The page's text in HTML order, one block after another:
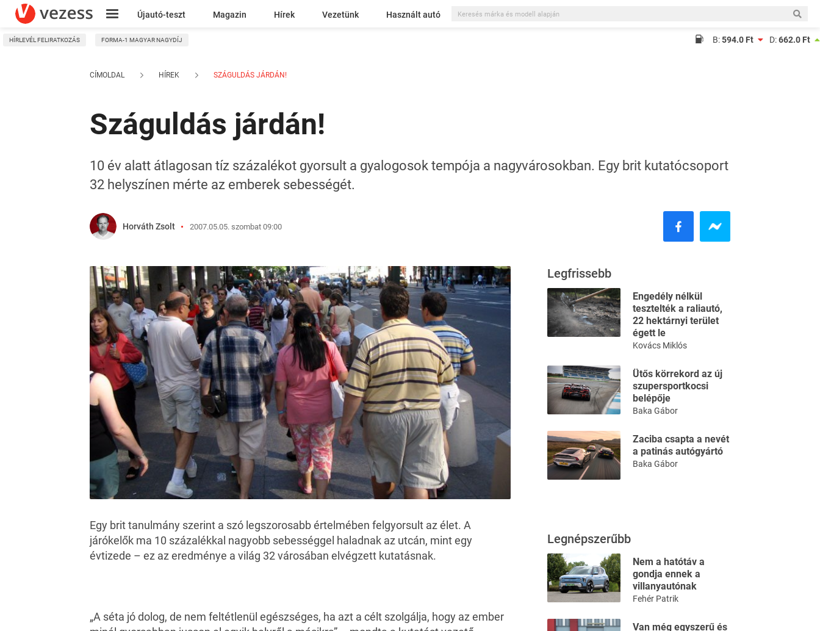
Újautó-teszt Magazin Hírek Vezetünk Használt autó
Kresz
HÍRLEVÉL FELIRATKOZÁS FORMA-1 MAGYAR NAGYDÍJ B:594.0 Ft D:662.0 Ft
CÍMOLDAL HÍREK SZÁGULDÁS JÁRDÁN!
Száguldás járdán!
10 év alatt átlagosan tíz százalékot gyorsult a gyalogosok tempója a nagyvárosokban. Egy brit kutatócsoport
32 helyszínen mérte az emberek sebességét.
Horváth Zsolt 2007.05.05. szombat 09:00
Egy brit tanulmány szerint a szó legszorosabb értelmében felgyorsult az élet. A
járókelők ma 10 százalékkal nagyobb sebességgel haladnak az utcán, mint egy
évtizede – ez az eredménye a világ 32 városában elvégzett kutatásnak.
„A séta jó dolog, de nem feltétlenül egészséges, ha azt a célt szolgálja, hogy az ember
Legfrissebb
Engedély nélkül
tesztelték a raliautó,
22 hektárnyi terület
égett le
Kovács Miklós
Ütős körrekord az új
szupersportkocsi
belépője
Baka Gábor
Zaciba csapta a nevét
a patinás autógyártó
Baka Gábor
Legnépszerűbb
Nem a hatótáv a
gondja ennek a
villanyautónak
Fehér Patrik
Van még egyszerű és